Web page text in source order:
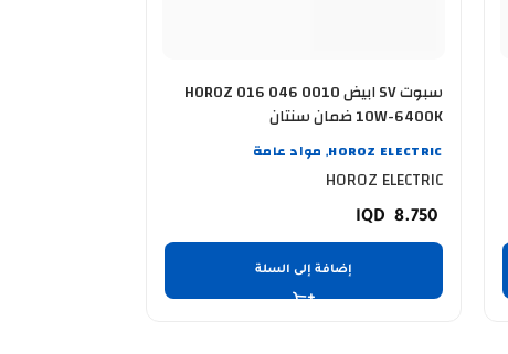
سبوت SV ابيض HOROZ 016 046 0010
10W-6400K ضمان سنتان
HOROZ ELECTRIC
, مواد عامة
HOROZ ELECTRIC
8.750
إضافة إلى السلة